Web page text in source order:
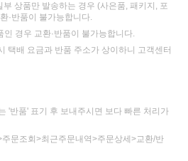
상품만 발송하는 경우 (사은품, 패키지, 포
·반품이 불가능합니다.
인 경우 교환·반품이 불가능합니다.
택배 요금과 반품 주소가 상이하니 고객센터
'반품' 표기 후 보내주시면 보다 빠른 처리가
문조회>최근주문내역>주문상세>교환/반